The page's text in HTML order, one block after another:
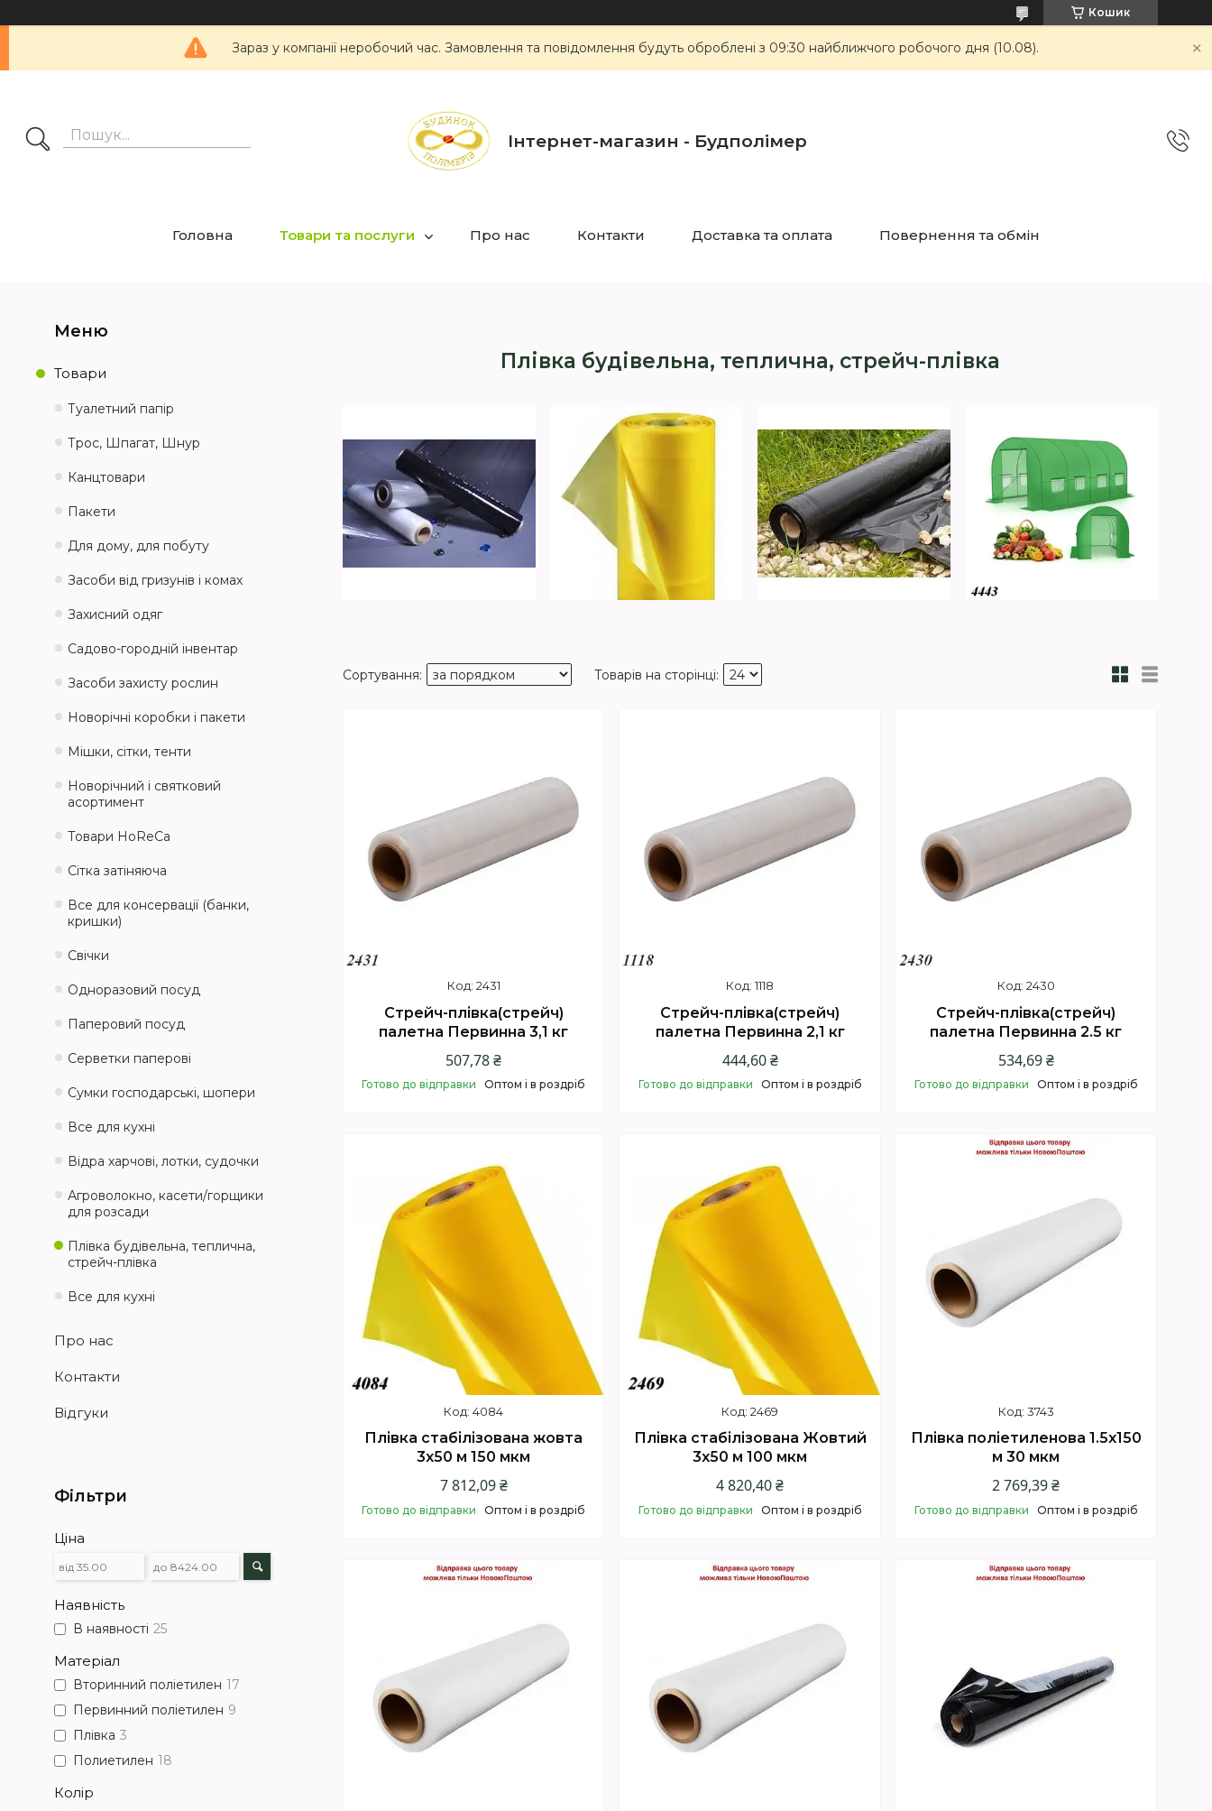
Кошик
Зараз у компанії неробочий час. Замовлення та повідомлення будуть оброблені з 09:30 найближчого робочого дня (10.08).
Інтернет-магазин - Будполімер
Головна Товари та послуги Про нас Контакти Доставка та оплата Повернення та обмін
Плівка будівельна, теплична, стрейч-плівка
2431
Стрейч-плівка(стрейч)
палетна Первинна 3,1 кг
507,78 ₴
Готово до відправки Оптом і в роздріб
1118
Стрейч-плівка(стрейч)
палетна Первинна 2,1 кг
444,60 ₴
Готово до відправки Оптом і в роздріб
2430
Стрейч-плівка(стрейч)
палетна Первинна 2.5 кг
534,69 ₴
Готово до відправки Оптом і в роздріб
Купити
4084
Плівка стабілізована жовта
3х50 м 150 мкм
7 812,09 ₴
Готово до відправки Оптом і в роздріб
Купити
2469
Плівка стабілізована Жовтий
3х50 м 100 мкм
4 820,40 ₴
Готово до відправки Оптом і в роздріб
Купити
3743
Плівка поліетиленова 1.5х150
м 30 мкм
2 769,39 ₴
Готово до відправки Оптом і в роздріб
Купити
Товари
Туалетний папір
Трос, Шпагат, Шнур
Канцтовари
Пакети
Для дому, для побуту
Засоби від гризунів і комах
Захисний одяг
Садово-городній інвентар
Засоби захисту рослин
Новорічні коробки і пакети
Мішки, сітки, тенти
Новорічний і святковий
асортимент
Товари HoReCa
Сітка затіняюча
Все для консервації (банки,
кришки)
Свічки
Одноразовий посуд
Паперовий посуд
Серветки паперові
Сумки господарські, шопери
Все для кухні
Відра харчові, лотки, судочки
Агроволокно, касети/горщики
для розсади
Плівка будівельна, теплична,
стрейч-плівка
Все для кухні
Про нас
Контакти
Відгуки
Фільтри
Ціна
Наявність
В наявності 25
Матеріал
Вторинний поліетилен 17
Первинний поліетилен 9
Плівка 3
Полиетилен 18
Колір